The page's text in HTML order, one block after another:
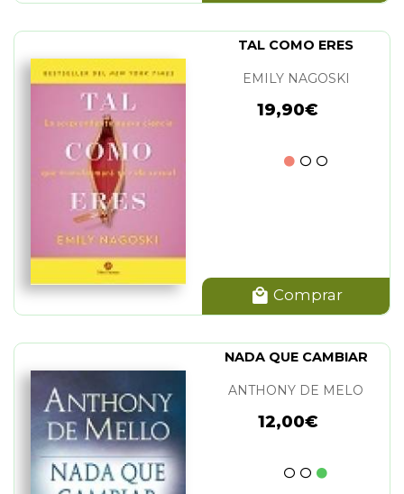
TAL COMO ERES
EMILY NAGOSKI
19,90€
Comprar
NADA QUE CAMBIAR
ANTHONY DE MELO
12,00€